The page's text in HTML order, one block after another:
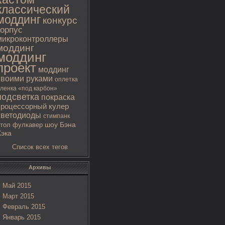
конкурс
моддинг
руками оплетка
«под карбон»
покраска
кулер
стимпанк
фулкавер шоу Бэна
Список всех тегов
Архивы
Май 2015
Март 2015
Февраль 2015
Январь 2015